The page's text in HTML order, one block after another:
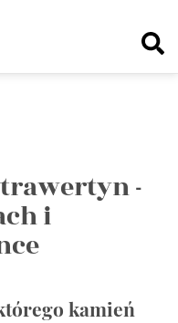
-
i
kamień